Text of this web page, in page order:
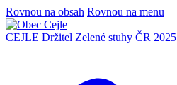
Rovnou na obsah Rovnou na menu
CEJLE Držitel Zelené stuhy ČR 2025